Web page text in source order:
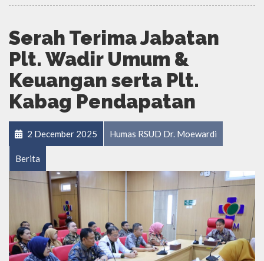
Serah Terima Jabatan
Plt. Wadir Umum &
Keuangan serta Plt.
Kabag Pendapatan
2 December 2025 Humas RSUD Dr. Moewardi
Berita